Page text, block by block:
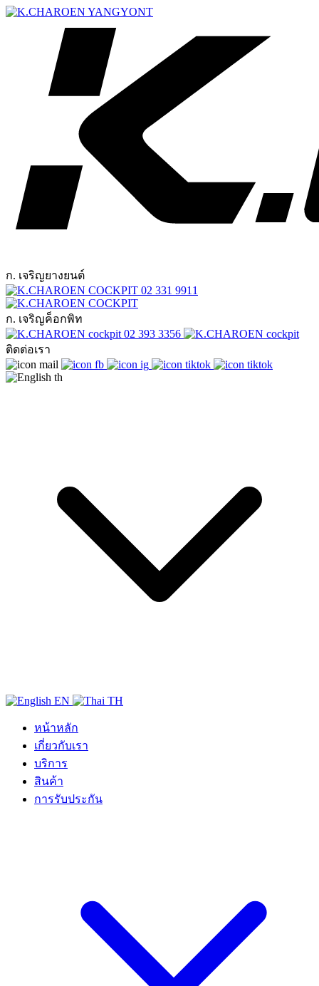
ก. เจริญยางยนต์
02 331 9911
ก. เจริญค็อกพิท
02 393 3356
ติดต่อเรา
th
EN TH
หน้าหลัก
เกี่ยวกับเรา
บริการ
สินค้า
การรับประกัน